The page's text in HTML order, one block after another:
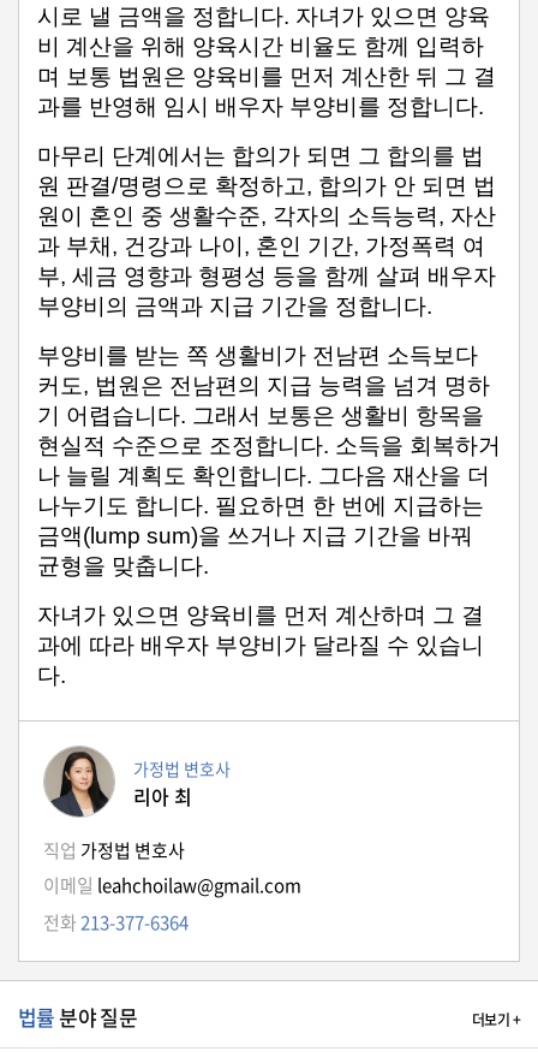
럼
질
문
하
기
시로 낼 금액을 정합니다. 자녀가 있으면 양육
비 계산을 위해 양육시간 비율도 함께 입력하
며 보통 법원은 양육비를 먼저 계산한 뒤 그 결
과를 반영해 임시 배우자 부양비를 정합니다.
마무리 단계에서는 합의가 되면 그 합의를 법
원 판결/명령으로 확정하고, 합의가 안 되면 법
원이 혼인 중 생활수준, 각자의 소득능력, 자산
과 부채, 건강과 나이, 혼인 기간, 가정폭력 여
부, 세금 영향과 형평성 등을 함께 살펴 배우자
부양비의 금액과 지급 기간을 정합니다.
부양비를 받는 쪽 생활비가 전남편 소득보다
커도, 법원은 전남편의 지급 능력을 넘겨 명하
기 어렵습니다. 그래서 보통은 생활비 항목을
현실적 수준으로 조정합니다. 소득을 회복하거
나 늘릴 계획도 확인합니다. 그다음 재산을 더
나누기도 합니다. 필요하면 한 번에 지급하는
금액(lump sum)을 쓰거나 지급 기간을 바꿔
균형을 맞춥니다.
자녀가 있으면 양육비를 먼저 계산하며 그 결
과에 따라 배우자 부양비가 달라질 수 있습니
다.
가정법 변호사
리아 최
직업 가정법 변호사
이메일 leahchoilaw@gmail.com
전화213-377-6364
법률분야 질문 더보기 +